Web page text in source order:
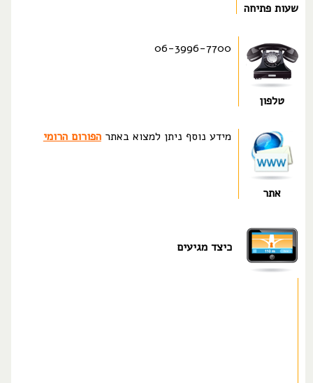
שעות פתיחה
טלפון
06-3996-7700
אתר
מידע נוסף ניתן למצוא באתרהפורום הרומי
כיצד מגיעים